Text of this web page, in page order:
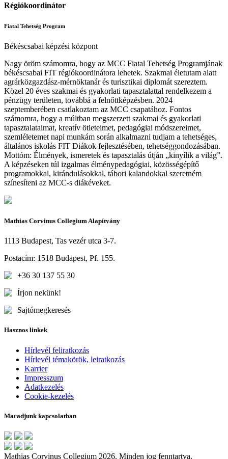
Régiókoordinátor
Fiatal Tehetség Program
Békéscsabai képzési központ
Nagy öröm számomra, hogy az MCC Fiatal Tehetség Programjának
békéscsabai FIT régiókoordinátora lehetek. Szakmai életutam alatt
agrárközgazdász-mérnöktanár és turisztikai diplomát szereztem.
Közel 20 éves szakmai és gyakorlati tapasztalattal rendelkezem a
pénzügy területen, továbbá a felnőttképzésben. 2024
szeptemberében csatlakoztam az MCC csapatához. Fontos
számomra, hogy a múltban megszerzett szakmai és gyakorlati
tapasztalataimat, kreatív ötleteimet, pedagógiai módszereimet,
szemléletemet napi munkám során alkalmazni tudjam a tehetséges,
általános iskolás FIT Diákok fejlesztésében, tehetséggondozásában.
Mottóm: Élmények, ismeretek és tapasztalás útján „kinyílik a világ”.
A képzéseken túl izgalmas élménypedagógiai, közösségépítő
programokkal, kirándulásokkal, tábori kalandokkal szeretném
színesíteni az MCC-s diákéveket.
Mathias Corvinus Collegium Alapítvány
1113 Budapest, Tas vezér utca 3-7.
Postacím: 1518 Budapest, Pf. 155.
+36 30 137 55 30
Írjon nekünk!
Sajtómegkeresés
Hasznos linkek
Hírlevél feliratkozás
Hírlevél témakörök, leiratkozás
Karrier
Impresszum
Adatkezelés
Cookie-kezelés
Maradjunk kapcsolatban
Mathias Corvinus Collegium 2026. Minden jog fenntartva.